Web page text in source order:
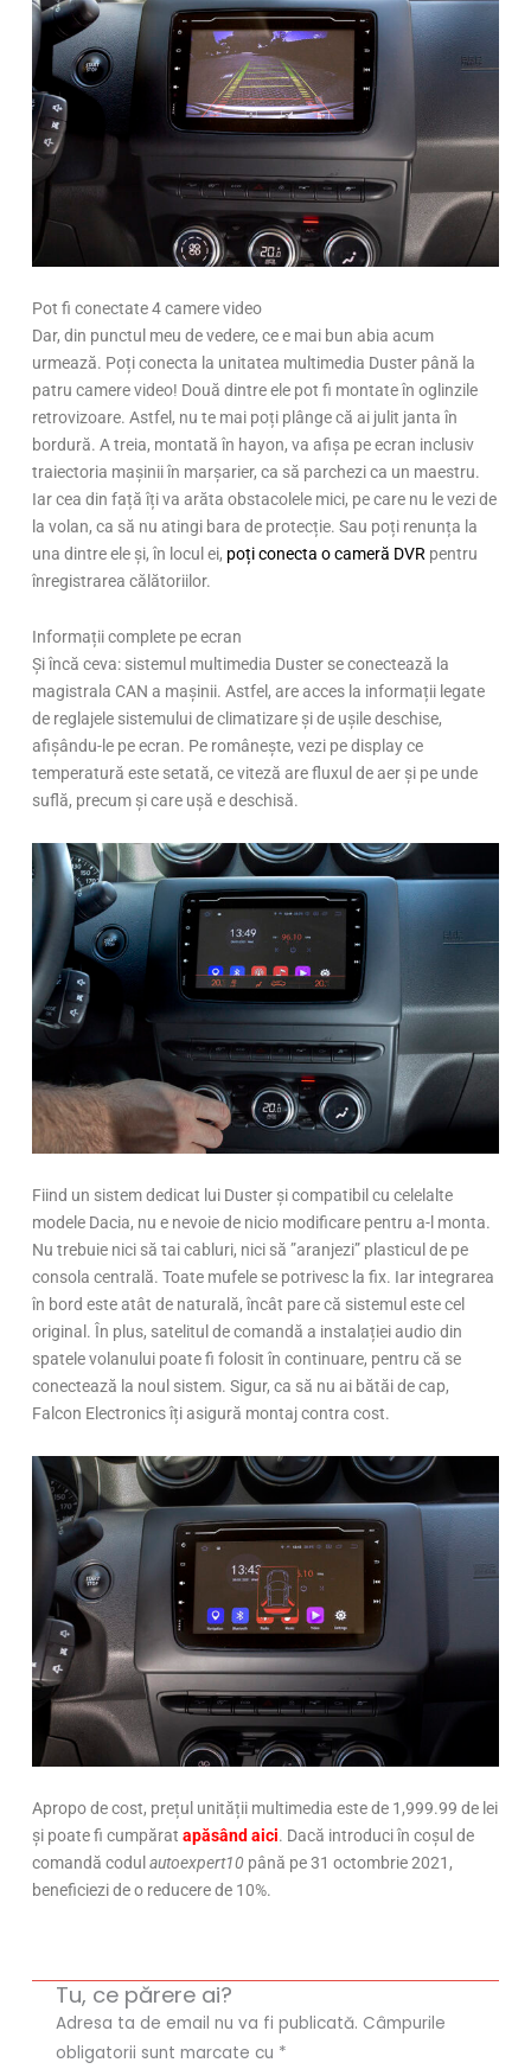
Pot fi conectate 4 camere video
Dar, din punctul meu de vedere, ce e mai bun abia acum
urmează. Poți conecta la unitatea multimedia Duster până la
patru camere video! Două dintre ele pot fi montate în oglinzile
retrovizoare. Astfel, nu te mai poți plânge că ai julit janta în
bordură. A treia, montată în hayon, va afișa pe ecran inclusiv
traiectoria mașinii în marșarier, ca să parchezi ca un maestru.
Iar cea din față îți va arăta obstacolele mici, pe care nu le vezi de
la volan, ca să nu atingi bara de protecție. Sau poți renunța la
una dintre ele și, în locul ei, poți conecta o cameră DVR pentru
înregistrarea călătoriilor.
Informații complete pe ecran
Și încă ceva: sistemul multimedia Duster se conectează la
magistrala CAN a mașinii. Astfel, are acces la informații legate
de reglajele sistemului de climatizare și de ușile deschise,
afișându-le pe ecran. Pe românește, vezi pe display ce
temperatură este setată, ce viteză are fluxul de aer și pe unde
suflă, precum și care ușă e deschisă.
Fiind un sistem dedicat lui Duster și compatibil cu celelalte
modele Dacia, nu e nevoie de nicio modificare pentru a-l monta.
Nu trebuie nici să tai cabluri, nici să ”aranjezi” plasticul de pe
consola centrală. Toate mufele se potrivesc la fix. Iar integrarea
în bord este atât de naturală, încât pare că sistemul este cel
original. În plus, satelitul de comandă a instalației audio din
spatele volanului poate fi folosit în continuare, pentru că se
conectează la noul sistem. Sigur, ca să nu ai bătăi de cap,
Falcon Electronics îți asigură montaj contra cost.
Apropo de cost, prețul unității multimedia este de 1,999.99 de lei
și poate fi cumpăratapăsând aici. Dacă introduci în coșul de
comandă codulautoexpert10 până pe 31 octombrie 2021,
beneficiezi de o reducere de 10%.
Tu, ce părere ai?
Adresa ta de email nu va fi publicată. Câmpurile
obligatorii sunt marcate cu *